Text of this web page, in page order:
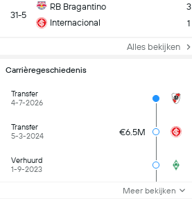
31-5
RB Bragantino
Internacional
3
1
Alles bekijken
Carrièregeschiedenis
Transfer
4-7-2026
Transfer
5-3-2024
€6.5M
Verhuurd
1-9-2023
Meer bekijken